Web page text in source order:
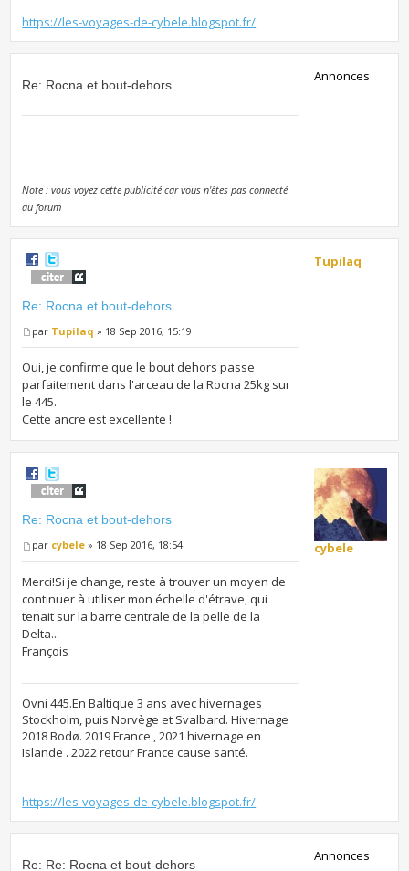
https://les-voyages-de-cybele.blogspot.fr/
Re: Rocna et bout-dehors
Note : vous voyez cette publicité car vous n'êtes pas connecté
au forum
Annonces
Re: Rocna et bout-dehors
par Tupilaq » 18 Sep 2016, 15:19
Oui, je confirme que le bout dehors passe
parfaitement dans l'arceau de la Rocna 25kg sur
le 445.
Cette ancre est excellente !
Tupilaq
Re: Rocna et bout-dehors
par cybele » 18 Sep 2016, 18:54
Merci!Si je change, reste à trouver un moyen de
continuer à utiliser mon échelle d'étrave, qui
tenait sur la barre centrale de la pelle de la
Delta...
François
Ovni 445.En Baltique 3 ans avec hivernages
Stockholm, puis Norvège et Svalbard. Hivernage
2018 Bodø. 2019 France , 2021 hivernage en
Islande . 2022 retour France cause santé.
https://les-voyages-de-cybele.blogspot.fr/
cybele
Re: Re: Rocna et bout-dehors
Annonces